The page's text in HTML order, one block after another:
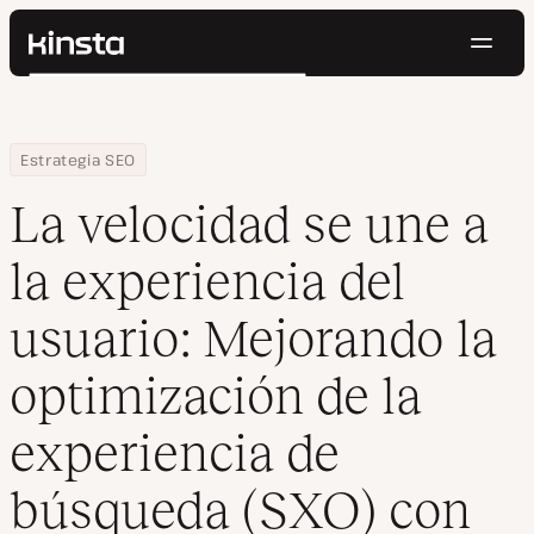
Kinsta®
Precios
Contacto
Buscar
Home
Centro de Recursos
Blog
Estrategia SEO
La velocidad se une a la experiencia del usuario: Mejorando la
La velocidad se une a
la experiencia del
usuario: Mejorando la
optimización de la
experiencia de
búsqueda (SXO) con